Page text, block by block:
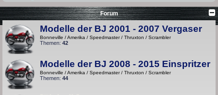
Forum
Modelle der BJ 2001 - 2007 Vergaser
Bonneville / Amerika / Speedmaster / Thruxton / Scrambler
Themen: 42
Modelle der BJ 2008 - 2015 Einspritzer
Bonneville / Amerika / Speedmaster / Thruxton / Scrambler
Themen: 44